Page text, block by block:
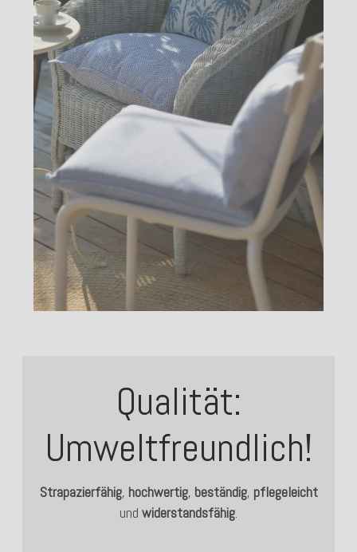
Qualität:
Umweltfreundlich!
Strapazierfähig, hochwertig, beständig, pflegeleicht
und widerstandsfähig.